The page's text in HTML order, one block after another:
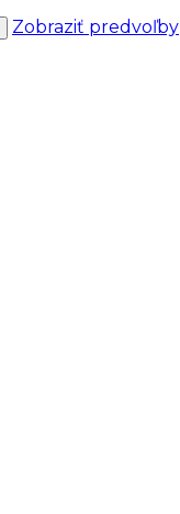
Zobraziť predvoľby